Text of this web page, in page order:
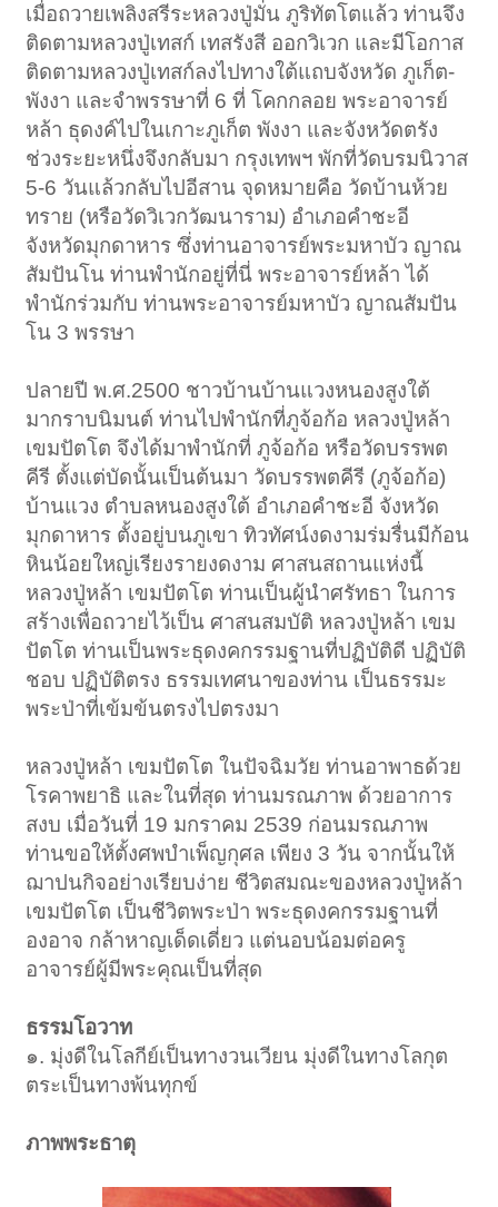
เมื่อถวายเพลิงสรีระหลวงปู่มั่น ภูริทัตโตแล้ว ท่านจึง
ติดตามหลวงปู่เทสก์ เทสรังสี ออกวิเวก และมีโอกาส
ติดตามหลวงปู่เทสก์ลงไปทางใต้แถบจังหวัด ภูเก็ต-
พังงา และจำพรรษาที่ 6 ที่ โคกกลอย พระอาจารย์
หล้า ธุดงค์ไปในเกาะภูเก็ต พังงา และจังหวัดตรัง
ช่วงระยะหนึ่งจึงกลับมา กรุงเทพฯ พักที่วัดบรมนิวาส
5-6 วันแล้วกลับไปอีสาน จุดหมายคือ วัดบ้านห้วย
ทราย (หรือวัดวิเวกวัฒนาราม) อำเภอคำชะอี
จังหวัดมุกดาหาร ซึ่งท่านอาจารย์พระมหาบัว ญาณ
สัมปันโน ท่านพำนักอยู่ที่นี่ พระอาจารย์หล้า ได้
พำนักร่วมกับ ท่านพระอาจารย์มหาบัว ญาณสัมปัน
โน 3 พรรษา
ปลายปี พ.ศ.2500 ชาวบ้านบ้านแวงหนองสูงใต้
มากราบนิมนต์ ท่านไปพำนักที่ภูจ้อก้อ หลวงปู่หล้า
เขมปัตโต จึงได้มาพำนักที่ ภูจ้อก้อ หรือวัดบรรพต
คีรี ตั้งแต่บัดนั้นเป็นต้นมา วัดบรรพตคีรี (ภูจ้อก้อ)
บ้านแวง ตำบลหนองสูงใต้ อำเภอคำชะอี จังหวัด
มุกดาหาร ตั้งอยู่บนภูเขา ทิวทัศน์งดงามร่มรื่นมีก้อน
หินน้อยใหญ่เรียงรายงดงาม ศาสนสถานแห่งนี้
หลวงปู่หล้า เขมปัตโต ท่านเป็นผู้นำศรัทธา ในการ
สร้างเพื่อถวายไว้เป็น ศาสนสมบัติ หลวงปู่หล้า เขม
ปัตโต ท่านเป็นพระธุดงคกรรมฐานที่ปฏิบัติดี ปฏิบัติ
ชอบ ปฏิบัติตรง ธรรมเทศนาของท่าน เป็นธรรมะ
พระป่าที่เข้มข้นตรงไปตรงมา
หลวงปู่หล้า เขมปัตโต ในปัจฉิมวัย ท่านอาพาธด้วย
โรคาพยาธิ และในที่สุด ท่านมรณภาพ ด้วยอาการ
สงบ เมื่อวันที่ 19 มกราคม 2539 ก่อนมรณภาพ
ท่านขอให้ตั้งศพบำเพ็ญกุศล เพียง 3 วัน จากนั้นให้
ฌาปนกิจอย่างเรียบง่าย ชีวิตสมณะของหลวงปู่หล้า
เขมปัตโต เป็นชีวิตพระป่า พระธุดงคกรรมฐานที่
องอาจ กล้าหาญเด็ดเดี่ยว แต่นอบน้อมต่อครู
อาจารย์ผู้มีพระคุณเป็นที่สุด
ธรรมโอวาท
๑. มุ่งดีในโลกีย์เป็นทางวนเวียน มุ่งดีในทางโลกุต
ตระเป็นทางพ้นทุกข์
ภาพพระธาตุ